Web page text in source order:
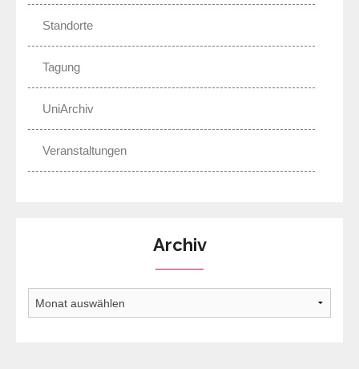
Standorte
Tagung
UniArchiv
Veranstaltungen
Archiv